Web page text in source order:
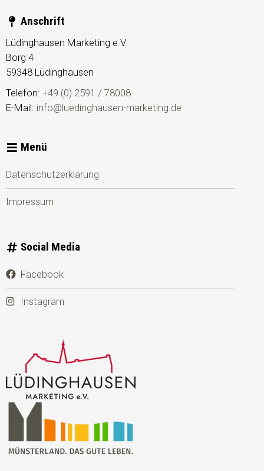
Anschrift
Lüdinghausen Marketing e.V.
Borg 4
59348 Lüdinghausen
Telefon: +49 (0) 2591 / 78008
E-Mail: info@luedinghausen-marketing.de
Menü
Datenschutzerklärung
Impressum
Social Media
Facebook
Instagram